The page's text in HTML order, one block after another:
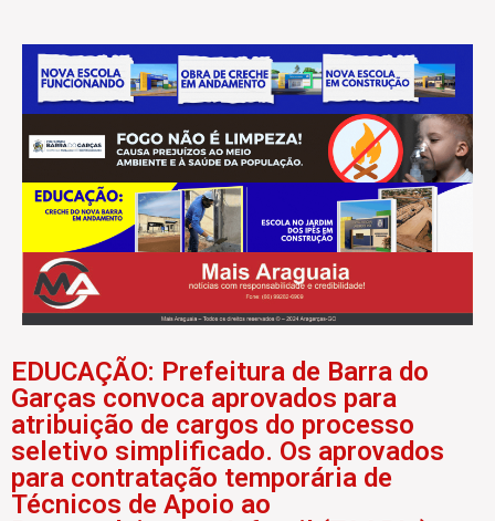
EDUCAÇÃO: Prefeitura de Barra do
Garças convoca aprovados para
atribuição de cargos do processo
seletivo simplificado. Os aprovados
para contratação temporária de
Técnicos de Apoio ao